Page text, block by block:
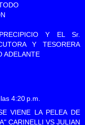
Y EL Sr.
Y TESORERA
ADELANTE
4:20 p.m.
VIENE LA PELEA DE
CARINELLI VS JULIAN